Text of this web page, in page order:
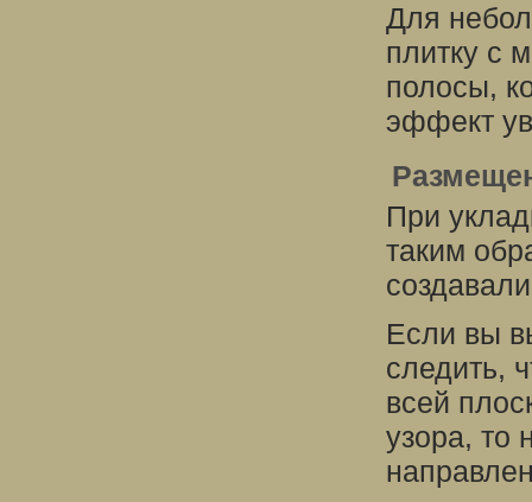
Для
плитку с
полосы,
эффект
При
таким
Если вы
следить,
всей
узора, то